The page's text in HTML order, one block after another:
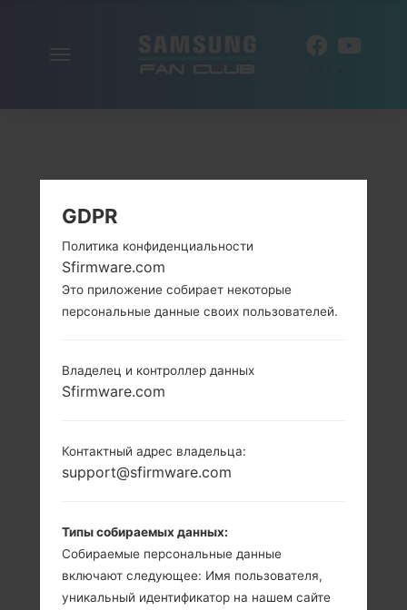
GDPR
Политика конфиденциальности
Sfirmware.com
Это приложение собирает некоторые
персональные данные своих пользователей.
Владелец и контроллер данных
Sfirmware.com
Контактный адрес владельца:
support@sfirmware.com
Типы собираемых данных:
Собираемые персональные данные
включают следующее: Имя пользователя,
уникальный идентификатор на нашем сайте